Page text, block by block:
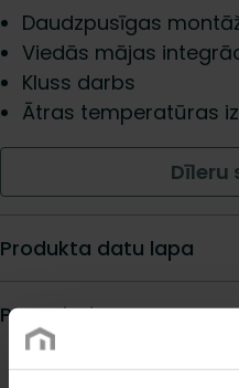
Daudzpusīgas
Viedās mājas
Kluss darbs
Ātras temperatūras
Dīleru
Produkta datu lapa
Prescription text